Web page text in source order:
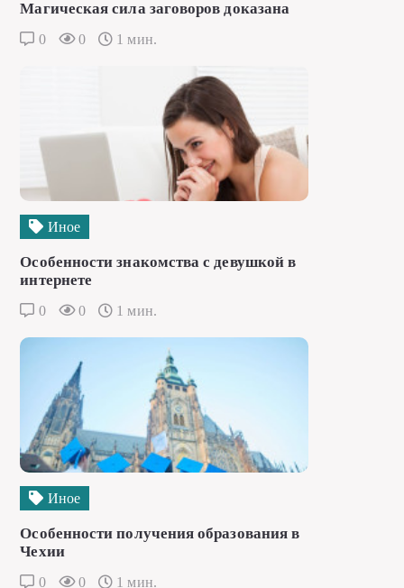
Магическая сила заговоров доказана
0 0 1 мин.
Иное
Особенности знакомства с девушкой в
интернете
0 0 1 мин.
Иное
Особенности получения образования в
Чехии
0 0 1 мин.